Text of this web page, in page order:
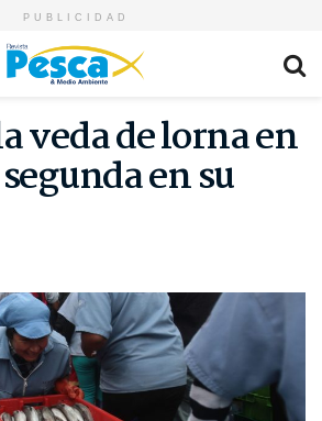
PUBLICIDAD
veda de lorna en
en su